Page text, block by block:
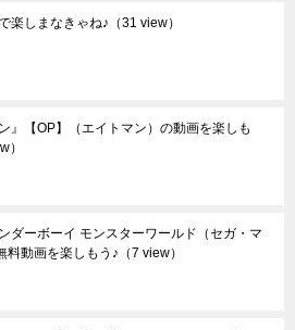
楽しまなきゃね♪ （31 view）
』【OP】（エイトマン）の動画を楽しも
）
ダーボーイ モンスターワールド（セガ・マ
料動画を楽しもう♪ （7 view）